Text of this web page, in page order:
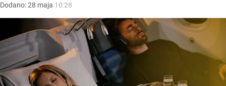
Dodano:28 maja 10:28